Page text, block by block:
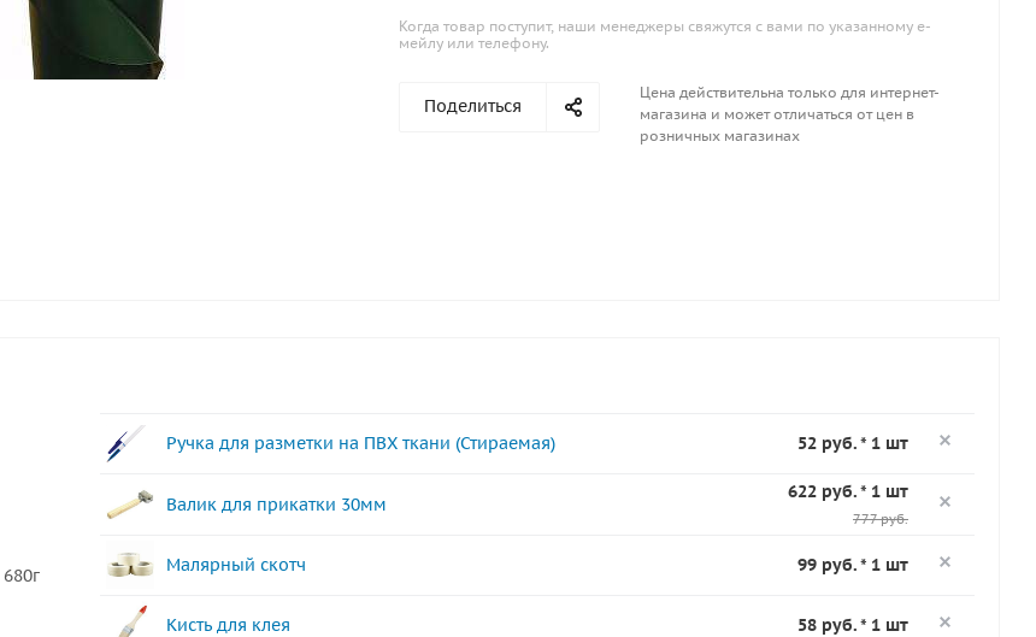
Когда товар поступит, наши менеджеры свяжутся с вами по указанному е-
мейлу или телефону.
Поделиться
Цена действительна только для интернет-
магазина и может отличаться от цен в
розничных магазинах
Ручка для разметки на ПВХ ткани (Стираемая) 52 руб. * 1 шт
Валик для прикатки 30мм
622 руб. * 1 шт
777 руб.
Малярный скотч 99 руб. * 1 шт
Кисть для клея 58 руб. * 1 шт